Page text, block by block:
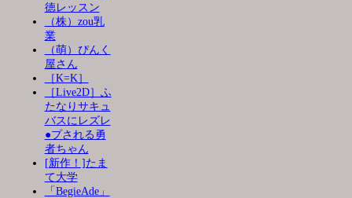
徳レッスン
（株）zou乳
業
（萌）ぴんく
屋さん
［K=K］
［Live2D］ふ
たなりサキュ
バスにレズレ
●プされる勇
者ちゃん
[新作！]たま
て大学
「BegieAde」